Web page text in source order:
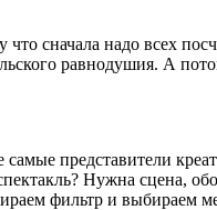
сначала надо всех
равнодушия. А
представители
Нужна сцена,
фильтр и выбираем